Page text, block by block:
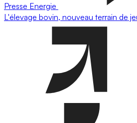
Presse Energie
L'élevage bovin, nouveau terrain de